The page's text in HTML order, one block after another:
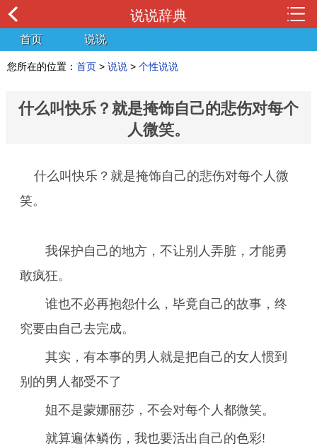
说说辞典
首页 说说
您所在的位置： 首页 > 说说 > 个性说说
什么叫快乐？就是掩饰自己的悲伤对每个
人微笑。
什么叫快乐？就是掩饰自己的悲伤对每个人微
笑。
我保护自己的地方，不让别人弄脏，才能勇
敢疯狂。
谁也不必再抱怨什么，毕竟自己的故事，终
究要由自己去完成。
其实，有本事的男人就是把自己的女人惯到
别的男人都受不了
姐不是蒙娜丽莎，不会对每个人都微笑。
就算遍体鳞伤，我也要活出自己的色彩!